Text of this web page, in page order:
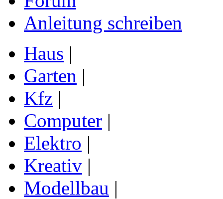
Anleitung schreiben
Haus |
Garten |
Kfz |
Computer |
Elektro |
Kreativ |
Modellbau |